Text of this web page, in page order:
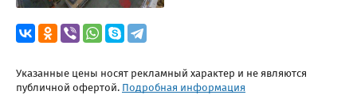
Указанные цены носят рекламный характер и не являются
публичной офертой. Подробная информация